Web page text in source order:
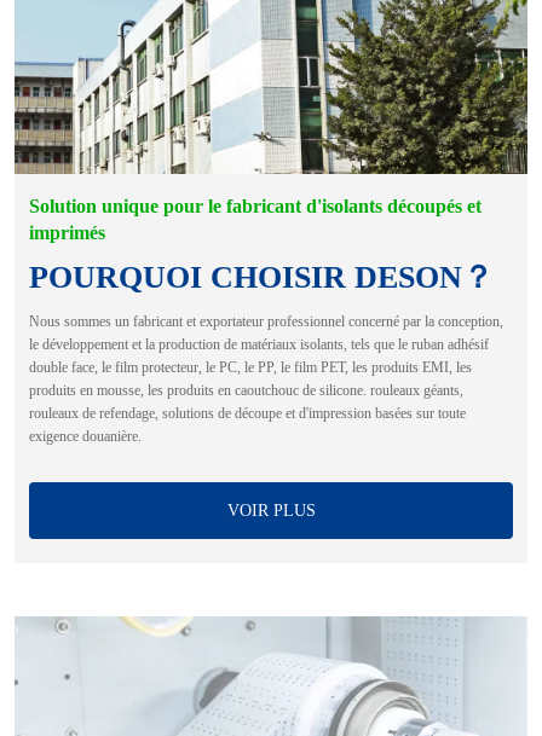
Solution unique pour le fabricant d'isolants découpés et
imprimés
POURQUOI CHOISIR DESON？
Nous sommes un fabricant et exportateur professionnel concerné par la conception,
le développement et la production de matériaux isolants, tels que le ruban adhésif
double face, le film protecteur, le PC, le PP, le film PET, les produits EMI, les
produits en mousse, les produits en caoutchouc de silicone. rouleaux géants,
rouleaux de refendage, solutions de découpe et d'impression basées sur toute
exigence douanière.
VOIR PLUS